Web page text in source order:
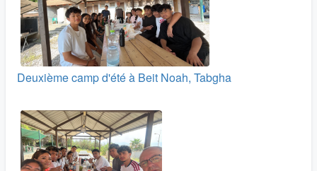
Deuxième camp d'été à Beit Noah, Tabgha